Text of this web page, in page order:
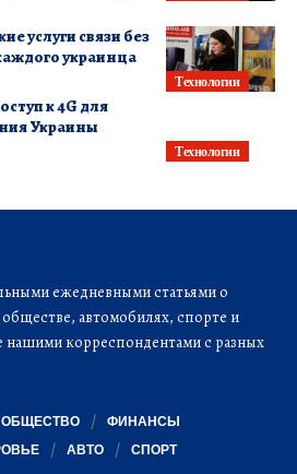
Технологии
услуги связи без
украинца
Технологии
к 4G для
Украины
ежедневными статьями о
автомобилях, спорте и
нашими корреспондентами с разных
ОБЩЕСТВО
ФИНАНСЫ
АВТО СПОРТ